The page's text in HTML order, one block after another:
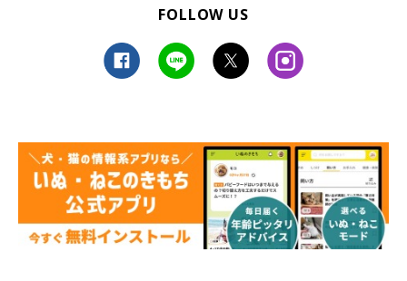
FOLLOW US